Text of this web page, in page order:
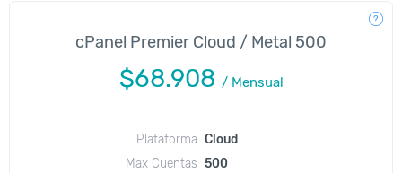
cPanel Premier Cloud / Metal 500
$68.908 / Mensual
Plataforma Cloud
Max Cuentas 500